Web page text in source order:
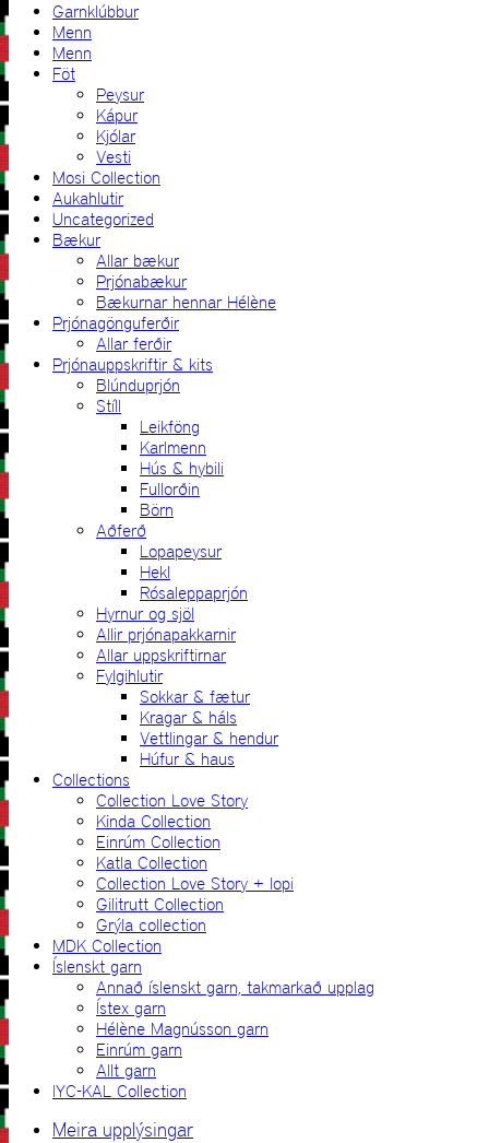
Garnklúbbur
Menn
Menn
Föt
Peysur
Kápur
Kjólar
Vesti
Mosi Collection
Aukahlutir
Uncategorized
Bækur
Allar bækur
Prjónabækur
Bækurnar hennar Hélène
Prjónagönguferðir
Allar ferðir
Prjónauppskriftir & kits
Blúnduprjón
Stíll
Leikföng
Karlmenn
Hús & hybili
Fullorðin
Börn
Aðferð
Lopapeysur
Hekl
Rósaleppaprjón
Hyrnur og sjöl
Allir prjónapakkarnir
Allar uppskriftirnar
Fylgihlutir
Sokkar & fætur
Kragar & háls
Vettlingar & hendur
Húfur & haus
Collections
Collection Love Story
Kinda Collection
Einrúm Collection
Katla Collection
Collection Love Story + lopi
Gilitrutt Collection
Grýla collection
MDK Collection
Íslenskt garn
Annað íslenskt garn, takmarkað upplag
Ístex garn
Hélène Magnússon garn
Einrúm garn
Allt garn
IYC-KAL Collection
Meira upplýsingar